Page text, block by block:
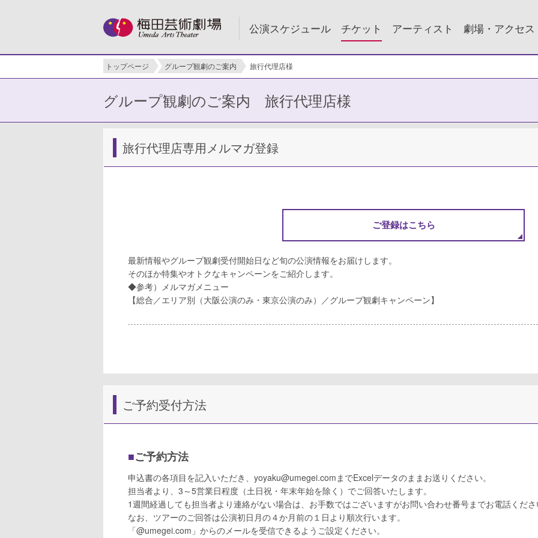
公演スケジュール チケット アーティスト 劇場・アクセス
トップページ グループ観劇のご案内 旅行代理店様
グループ観劇のご案内 旅行代理店様
旅行代理店専用メルマガ登録
ご登録はこちら
最新情報やグループ観劇受付開始日など旬の公演情報をお届けします。
そのほか特集やオトクなキャンペーンをご紹介します。
◆参考）メルマガメニュー
【総合／エリア別（大阪公演のみ・東京公演のみ）／グループ観劇キャンペーン】
ご予約受付方法
■ご予約方法
申込書の各項目を記入いただき、yoyaku@umegei.comまでExcelデータのままお送りください。
担当者より、3～5営業日程度（土日祝・年末年始を除く）でご回答いたします。
1週間経過しても担当者より連絡がない場合は、お手数ではございますがお問い合わせ番号までお電話くだ
なお、ツアーのご回答は公演初日月の４か月前の１日より順次行います。
「@umegei.com」からのメールを受信できるようご設定ください。